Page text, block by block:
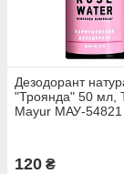
Дезодорант
"Троянда" 50 мл,
Mayur МАУ-54821
120 ₴